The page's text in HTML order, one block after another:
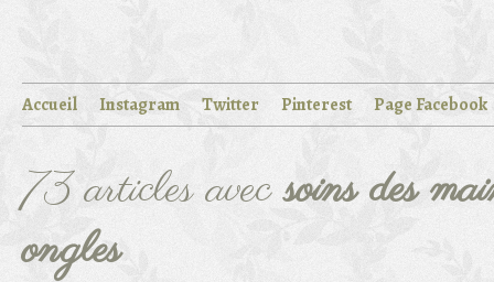
Accueil Instagram Twitter Pinterest Page Facebook
73 articles avecsoins des
ongles